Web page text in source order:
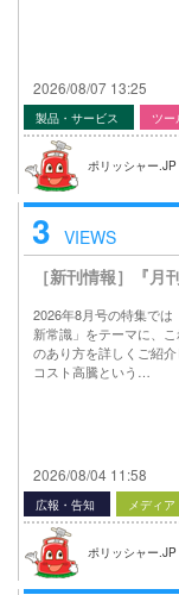
2026/08/07 13:25
製品・サービス ツ
ポリッシャー.JP
3 VIEWS
［新刊情報］『
2026年8月号の特集で
新常識」をテーマに、
のあり方を詳しくご紹
コスト高騰という…
2026/08/04 11:58
広報・告知 メディア
ポリッシャー.JP